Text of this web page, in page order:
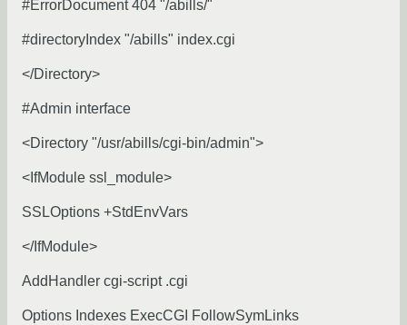
#ErrorDocument 404 "/abills/"
#directoryIndex "/abills" index.cgi
</Directory>
#Admin interface
<Directory "/usr/abills/cgi-bin/admin">
<IfModule ssl_module>
SSLOptions +StdEnvVars
</IfModule>
AddHandler cgi-script .cgi
Options Indexes ExecCGI FollowSymLinks